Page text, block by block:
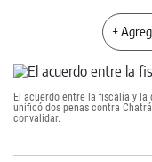
+
El acuerdo entre la fiscalía y
unificó dos penas contra
convalidar.